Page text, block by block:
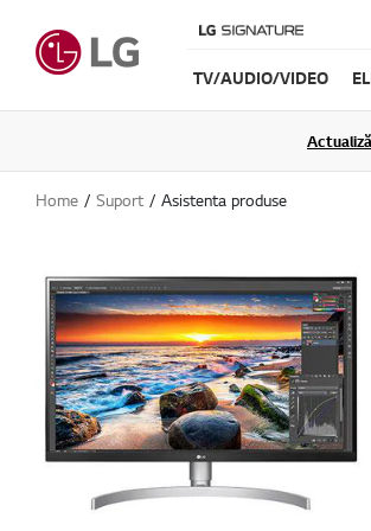
TV/AUDIO/VIDEO
Home Suport Asistenta produse